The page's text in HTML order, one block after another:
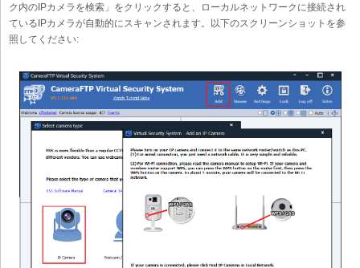
ク内のIPカメラを検索」をクリックすると、ローカルネットワークに接続され
ているIPカメラが自動的にスキャンされます。以下のスクリーンショットを参
照してください: